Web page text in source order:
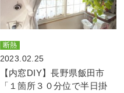
断熱
2023.02.25
【内窓DIY】長野県飯田市
「１箇所３０分位で半日掛